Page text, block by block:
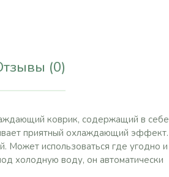
(0)
коврик, содержащий в себе
приятный охлаждающий эффект.
Может использоваться где угодно и
холодную воду, он автоматически